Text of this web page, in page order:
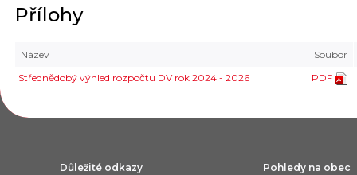
Přílohy
Název
Soubor
Střednědobý výhled rozpočtu DV rok 2024 - 2026
PDF
Důležité odkazy Pohledy na obec